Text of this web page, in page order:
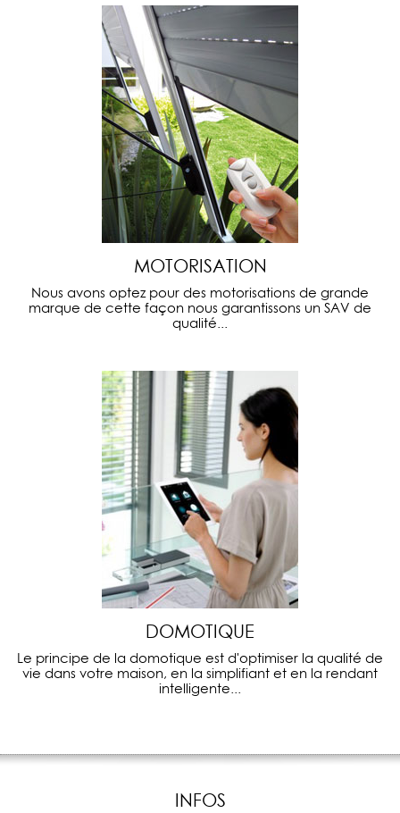
MOTORISATION
Nous avons optez pour des motorisations de grande
marque de cette façon nous garantissons un SAV de
qualité...
DOMOTIQUE
Le principe de la domotique est d'optimiser la qualité de
vie dans votre maison, en la simplifiant et en la rendant
intelligente...
INFOS